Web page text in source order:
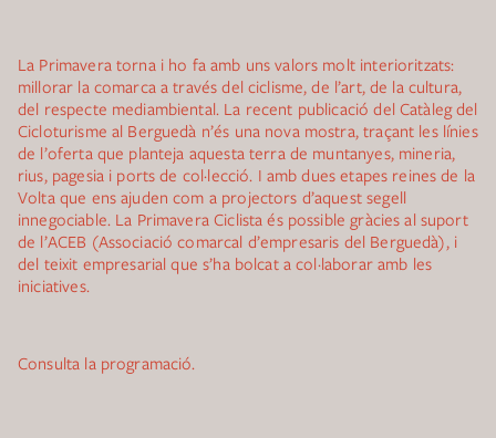
La Primavera torna i ho fa amb uns valors molt interioritzats:
millorar la comarca a través del ciclisme, de l’art, de la cultura,
del respecte mediambiental. La recent publicació del Catàleg del
Cicloturisme al Berguedà n’és una nova mostra, traçant les línies
de l’oferta que planteja aquesta terra de muntanyes, mineria,
rius, pagesia i ports de col·lecció. I amb dues etapes reines de la
Volta que ens ajuden com a projectors d’aquest segell
innegociable. La Primavera Ciclista és possible gràcies al suport
de l’ACEB (Associació comarcal d’empresaris del Berguedà), i
del teixit empresarial que s’ha bolcat a col·laborar amb les
iniciatives.
Consulta la programació.